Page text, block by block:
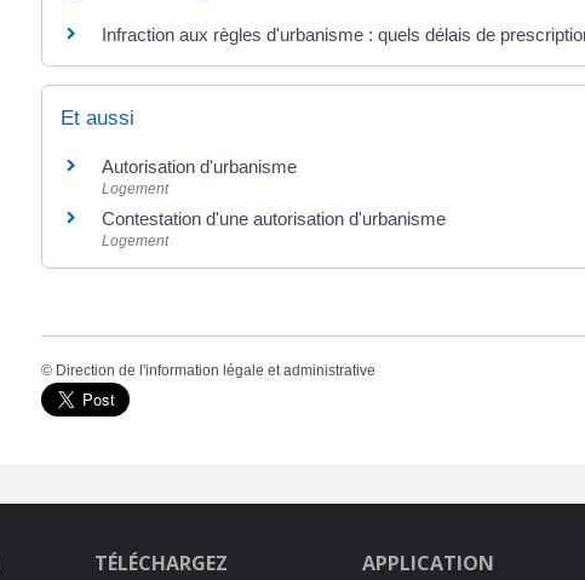
Infraction aux règles d'urbanisme : quels délais de
Et aussi
Autorisation d'urbanisme
Logement
Contestation d'une autorisation d'urbanisme
Logement
© Direction de l'information légale et administrative
TÉLÉCHARGEZ
APPLICATION